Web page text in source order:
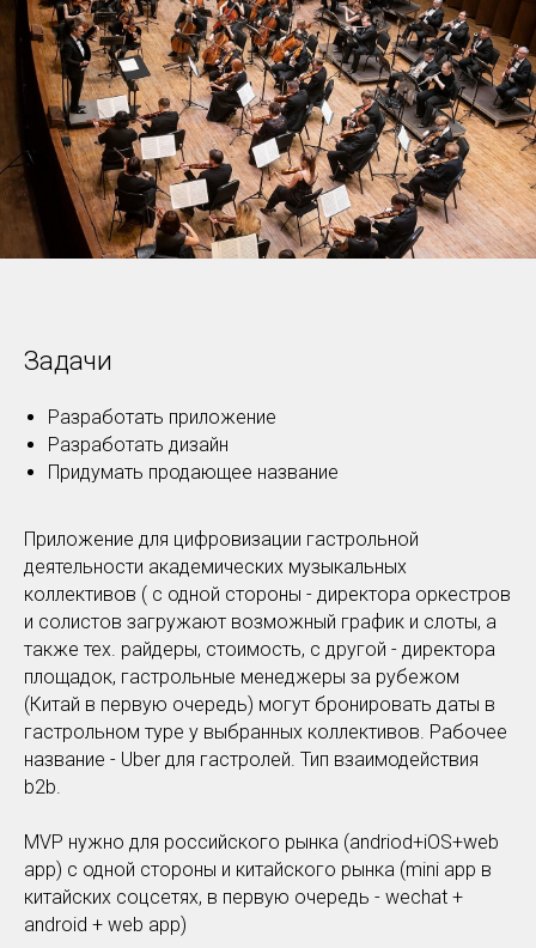
Задачи
Разработать приложение
Разработать дизайн
Придумать продающее название
Приложение для цифровизации гастрольной
деятельности академических музыкальных
коллективов ( с одной стороны - директора оркестров
и солистов загружают возможный график и слоты, а
также тех. райдеры, стоимость, с другой - директора
площадок, гастрольные менеджеры за рубежом
(Китай в первую очередь) могут бронировать даты в
гастрольном туре у выбранных коллективов. Рабочее
название - Uber для гастролей. Тип взаимодействия
b2b.
MVP нужно для российского рынка (andriod+iOS+web
app) с одной стороны и китайского рынка (mini app в
китайских соцсетях, в первую очередь - wechat +
android + web app)